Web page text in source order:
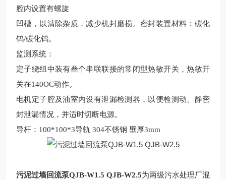
腔内设置有螺旋
凹槽，以清除杂质，减少机封磨损。密封装置材料：碳化
钨/碳化钨。
监测系统 ：
定子绕组中装有叁个串联联接的常闭型热敏开关，热敏开
关在140OC动作。
电机定子腔及油室内设有泄漏检测器，以便检测动、静密
封泄漏情况，并适时切断电源。
导杆： 100*100*3导轨 304不锈钢 壁厚3mm
污泥过墙回流泵QJB-W1.5 QJB-W2.5为两级污水处理厂混